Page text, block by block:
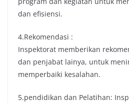
dan efisiensi.
4.Rekomendasi :
Inspektorat memberikan
dan penjabat lainya, untuk
memperbaiki kesalahan.
5.pendidikan dan Pelatihan: